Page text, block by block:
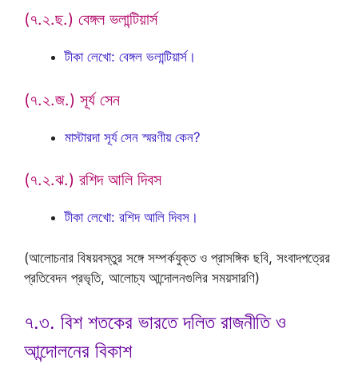
(৭.২.ছ.) বেঙ্গল ভলান্টিয়ার্স
টীকা লেখো: বেঙ্গল ভলান্টিয়ার্স।
(৭.২.জ.) সূর্য সেন
মাস্টারদা সূর্য সেন স্মরণীয় কেন?
(৭.২.ঝ.) রশিদ আলি দিবস
টীকা লেখো: রশিদ আলি দিবস।
(আলোচনার বিষয়বস্তুর সঙ্গে সম্পর্কযুক্ত ও প্রাসঙ্গিক ছবি, সংবাদপত্রের
প্রতিবেদন প্রভৃতি, আলোচ্য আন্দোলনগুলির সময়সারণি)
৭.৩. বিশ শতকের ভারতে দলিত রাজনীতি ও
আন্দোলনের বিকাশ